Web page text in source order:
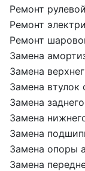
Ремонт
Ремонт
Ремонт
Замена
Замена
Замена втулок
Замена
Замена
Замена
Замена опоры
Замена